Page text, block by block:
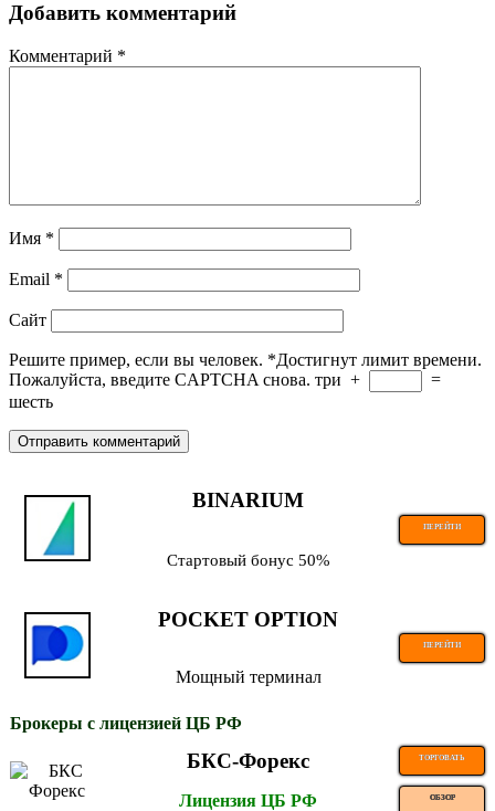
Добавить комментарий
Комментарий *
Имя *
Email *
Сайт
Решите пример, если вы человек. *Достигнут лимит времени.
Пожалуйста, введите CAPTCHA снова. три +
=
шесть
BINARIUM
ПЕРЕЙТИ
Стартовый бонус 50%
POCKET OPTION
ПЕРЕЙТИ
Мощный терминал
Брокеры с лицензией ЦБ РФ
БКС-Форекс ТОРГОВАТЬ
Лицензия ЦБ РФ ОБЗОР